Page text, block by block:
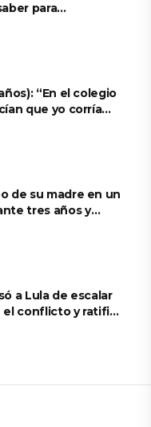
para
“En el colegio
que yo corría
de su madre en un
tres años y
a Lula de escalar
conflicto y ratificó